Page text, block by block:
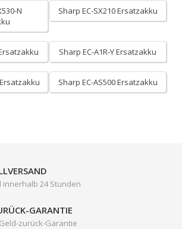
N
Sharp EC-SX210 Ersatzakku
Sharp EC-A1R-Y Ersatzakku
Sharp EC-AS500 Ersatzakku
innerhalb 24 Stunden
GARANTIE
zurück-Garantie